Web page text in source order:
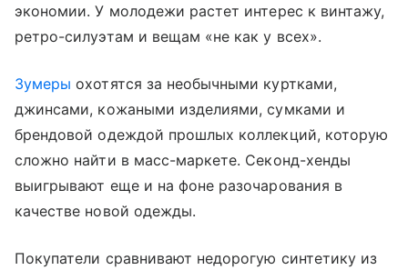
экономии. У молодежи растет интерес к винтажу,
ретро-силуэтам и вещам «не как у всех».
Зумеры охотятся за необычными куртками,
джинсами, кожаными изделиями, сумками и
брендовой одеждой прошлых коллекций, которую
сложно найти в масс-маркете. Секонд-хенды
выигрывают еще и на фоне разочарования в
качестве новой одежды.
Покупатели сравнивают недорогую синтетику из